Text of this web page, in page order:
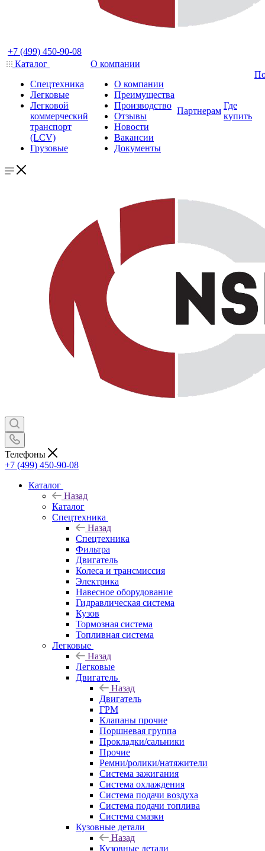
+7 (499) 450-90-08
Каталог
Спецтехника
Легковые
Легковой
коммерческий
транспорт
(LCV)
Грузовые
О компании
О компании
Преимущества
Производство
Отзывы
Новости
Вакансии
Документы
Партнерам
Где
купить
Телефоны
+7 (499) 450-90-08
Каталог
Назад
Каталог
Спецтехника
Назад
Спецтехника
Фильтра
Двигатель
Колеса и трансмиссия
Электрика
Навесное оборудование
Гидравлическая система
Кузов
Тормозная система
Топливная система
Легковые
Назад
Легковые
Двигатель
Назад
Двигатель
ГРМ
Клапаны прочие
Поршневая группа
Прокладки/сальники
Прочие
Ремни/ролики/натяжители
Система зажигания
Система охлаждения
Система подачи воздуха
Система подачи топлива
Система смазки
Кузовные детали
Назад
Кузовные детали